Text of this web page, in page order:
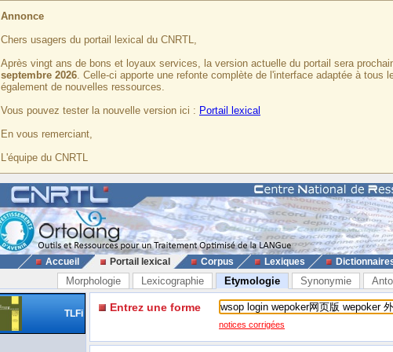
Annonce
Chers usagers du portail lexical du CNRTL,
Après vingt ans de bons et loyaux services, la version actuelle du portail sera
septembre 2026. Celle-ci apporte une refonte complète de l'interface adaptée à
également de nouvelles ressources.
Vous pouvez tester la nouvelle version ici : Portail lexical
En vous remerciant,
L'équipe du CNRTL
Accueil Portail lexical Corpus Lexiques
Morphologie Lexicographie Etymologie Synonymie
TLFi Entrez une forme
notices corrigées